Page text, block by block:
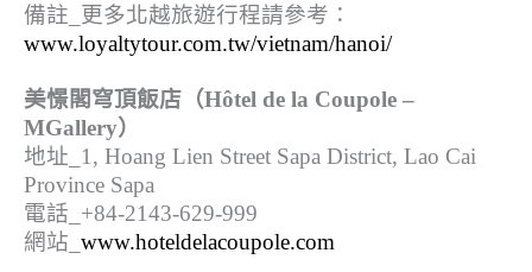
備註_更多北越旅遊行程請參考：
www.loyaltytour.com.tw/vietnam/hanoi/
美憬閣穹頂飯店（Hôtel de la Coupole –
MGallery）
地址_1, Hoang Lien Street Sapa District, Lao Cai
Province Sapa
電話_+84-2143-629-999
網站_ www.hoteldelacoupole.com